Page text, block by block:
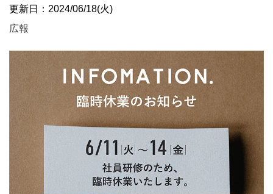
更新日：2024/06/18(火)
広報